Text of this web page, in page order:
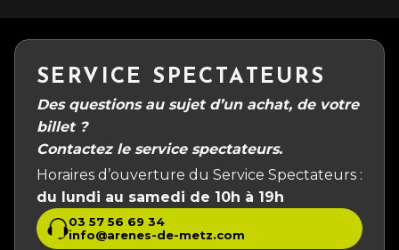
SERVICE SPECTATEURS
Des questions au sujet d’un achat, de votre
billet ?
Contactez le service spectateurs.
Horaires d’ouverture du Service Spectateurs :
du lundi au samedi de 10h à 19h
03 57 56 69 34
info@arenes-de-metz.com